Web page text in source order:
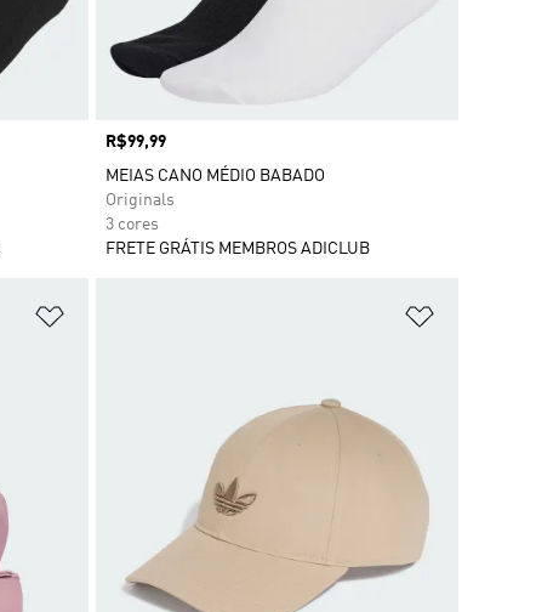
Preço
R$99,99
MEIAS CANO MÉDIO BABADO
Originals
3 cores
FRETE GRÁTIS MEMBROS ADICLUB